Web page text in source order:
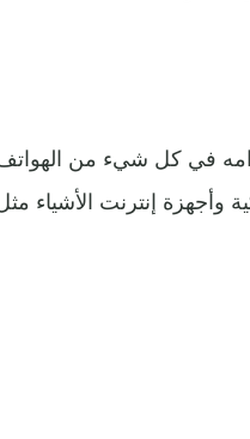
في كل شيء من الهواتف